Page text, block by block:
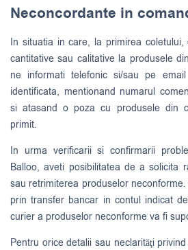
Neconcordante in
In situatia in care, la primirea coletului,
cantitative sau calitative la produsele
ne informati telefonic si/sau pe
identificata, mentionand numarul
si atasand o poza cu produsele din
primit.
In urma verificarii si confirmarii
Balloo, aveti posibilitatea de a solicita
sau retrimiterea produselor
prin transfer bancar in contul indicat
curier a produselor neconforme va fi
Pentru orice detalii sau neclarităţi